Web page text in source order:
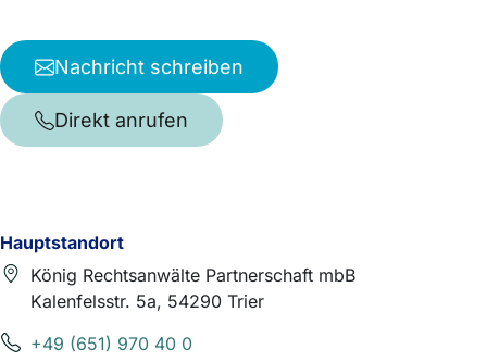
Hauptstandort
König Rechtsanwälte Partnerschaft mbB
Kalenfelsstr. 5a, 54290 Trier
+49 (651) 970 40 0
Nachricht schreiben
Direkt anrufen